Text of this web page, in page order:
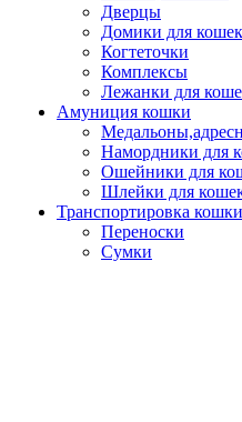
Дверцы
Домики для кошек
Когтеточки
Комплексы
Лежанки для
Амуниция кошки
Намордники для
Ошейники для
Шлейки для
Транспортировка кошки
Переноски
Сумки